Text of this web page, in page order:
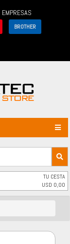
EMPRESAS
BROTHER
TU CESTA
USD 0,00